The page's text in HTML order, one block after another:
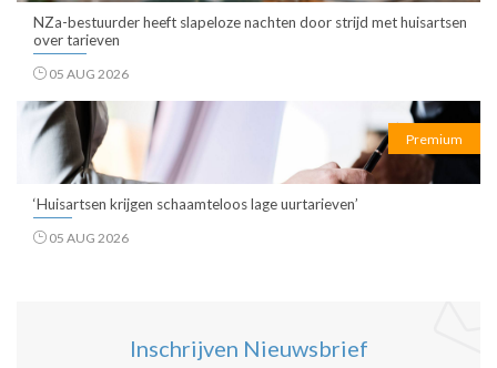
NZa-bestuurder heeft slapeloze nachten door strijd met huisartsen
over tarieven
05 AUG 2026
Premium
‘Huisartsen krijgen schaamteloos lage uurtarieven’
05 AUG 2026
Inschrijven Nieuwsbrief